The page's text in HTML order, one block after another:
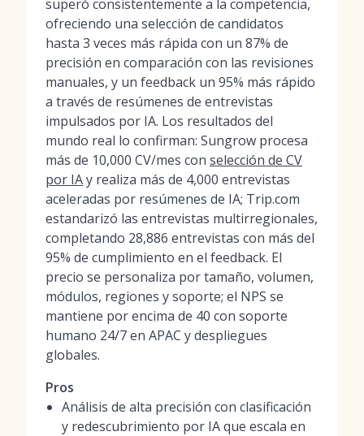
superó consistentemente a la competencia,
ofreciendo una selección de candidatos
hasta 3 veces más rápida con un 87% de
precisión en comparación con las revisiones
manuales, y un feedback un 95% más rápido
a través de resúmenes de entrevistas
impulsados por IA. Los resultados del
mundo real lo confirman: Sungrow procesa
más de 10,000 CV/mes con selección de CV
por IAy realiza más de 4,000 entrevistas
aceleradas por resúmenes de IA; Trip.com
estandarizó las entrevistas multirregionales,
completando 28,886 entrevistas con más del
95% de cumplimiento en el feedback. El
precio se personaliza por tamaño, volumen,
módulos, regiones y soporte; el NPS se
mantiene por encima de 40 con soporte
humano 24/7 en APAC y despliegues
globales.
Pros
Análisis de alta precisión con clasificación
y redescubrimiento por IA que escala en